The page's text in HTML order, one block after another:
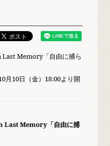
Last Memory「自由に捕ら
月10日（金）18:00より開
Last Memory「自由に捕